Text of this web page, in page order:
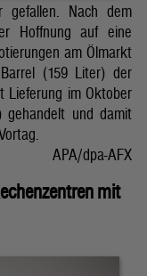
gefallen. Nach dem
Hoffnung auf eine
am Ölmarkt
(159 Liter) der
Lieferung im Oktober
gehandelt und damit
APA/dpa-AFX
mit